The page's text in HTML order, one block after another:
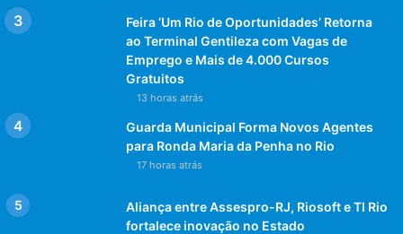
Feira ‘Um Rio de Oportunidades’ Retorna
ao Terminal Gentileza com Vagas de
Emprego e Mais de 4.000 Cursos
Gratuitos
13 horas atrás
Guarda Municipal Forma Novos Agentes
para Ronda Maria da Penha no Rio
17 horas atrás
Aliança entre Assespro-RJ, Riosoft e TI Rio
fortalece inovação no Estado